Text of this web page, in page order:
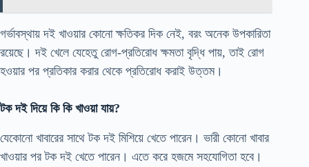
গর্ভাবস্থায় দই খাওয়ার কোনো ক্ষতিকর দিক নেই, বরং অনেক উপকারিতা
রয়েছে। দই খেলে যেহেতু রোগ-প্রতিরোধ ক্ষমতা বৃদ্ধি পায়, তাই রোগ
হওয়ার পর প্রতিকার করার থেকে প্রতিরোধ করাই উত্তম।
টক দই দিয়ে কি কি খাওয়া যায়?
যেকোনো খাবারের সাথে টক দই মিশিয়ে খেতে পারেন। ভারী কোনো খাবার
খাওয়ার পর টক দই খেতে পারেন। এতে করে হজমে সহযোগিতা হবে।